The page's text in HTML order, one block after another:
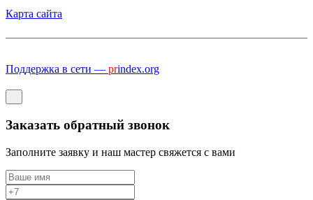
Карта сайта
Поддержка в сети — prindex.org
Заказать обратный звонок
Заполните заявку и наш мастер свяжется с вами